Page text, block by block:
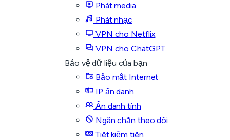
Phát media
Phát nhạc
VPN cho Netflix
VPN cho ChatGPT
Bảo vệ dữ liệu của bạn
Bảo mật Internet
IP ẩn danh
Ẩn danh tính
Ngăn chặn theo dõi
Tiết kiệm tiền